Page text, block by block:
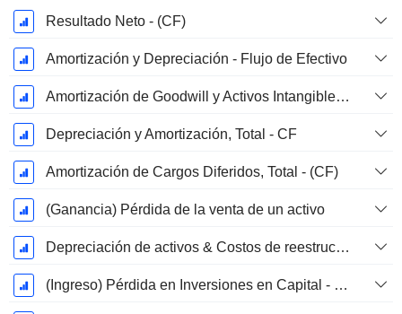
Período
fiscal:
Diciembre
Resultado Neto - (CF)
Amortización y Depreciación - Flujo de Efectivo
Amortización de Goodwill y Activos Intangibles - (CF) - (Específico del Modelo)
Depreciación y Amortización, Total - CF
Amortización de Cargos Diferidos, Total - (CF)
(Ganancia) Pérdida de la venta de un activo
Depreciación de activos & Costos de reestructuración
(Ingreso) Pérdida en Inversiones en Capital - (CF)